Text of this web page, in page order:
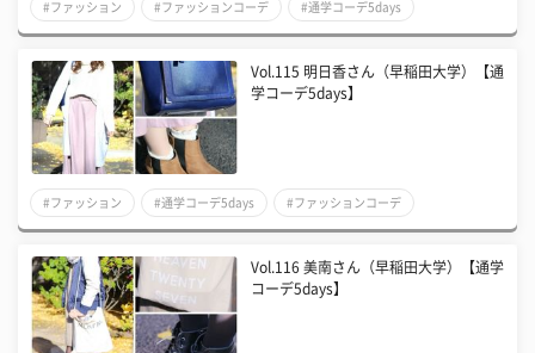
#ファッション #ファッションコーデ #通学コーデ5days
Vol.115 明日香さん（早稲田大学）【通
学コーデ5days】
#ファッション #通学コーデ5days #ファッションコーデ
Vol.116 美南さん（早稲田大学）【通学
コーデ5days】